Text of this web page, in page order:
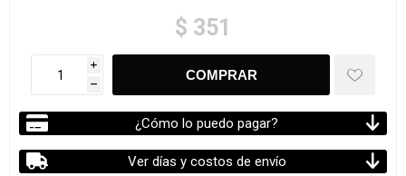
$ 351
i
h
¿Cómo lo puedo pagar?
Ver días y costos de envío